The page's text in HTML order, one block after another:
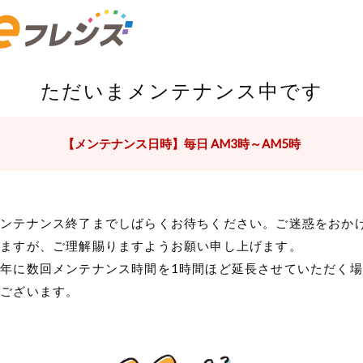
ただいまメンテナンス中です
【メンテナンス日時】毎日 AM3時～AM5時
テナンス終了までしばらくお待ちください。ご迷惑をおか
すが、ご理解賜りますようお願い申し上げます。
に数回メンテナンス時間を1時間ほど延長させていただく
ざいます。